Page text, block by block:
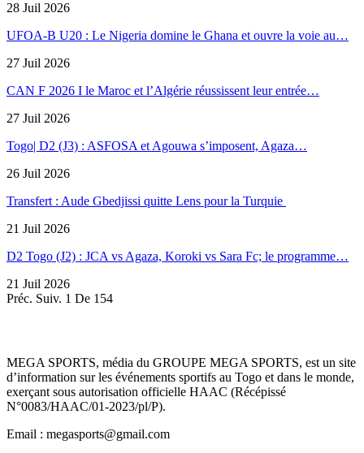
28 Juil 2026
UFOA-B U20 : Le Nigeria domine le Ghana et ouvre la voie au…
27 Juil 2026
CAN F 2026 I le Maroc et l’Algérie réussissent leur entrée…
27 Juil 2026
Togo| D2 (J3) : ASFOSA et Agouwa s’imposent, Agaza…
26 Juil 2026
Transfert : Aude Gbedjissi quitte Lens pour la Turquie
21 Juil 2026
D2 Togo (J2) : JCA vs Agaza, Koroki vs Sara Fc; le programme…
21 Juil 2026
Préc. Suiv. 1 De 154
MEGA SPORTS, média du GROUPE MEGA SPORTS, est un site
d’information sur les événements sportifs au Togo et dans le monde,
exerçant sous autorisation officielle HAAC (Récépissé
N°0083/HAAC/01-2023/pl/P).
Email : megasports@gmail.com